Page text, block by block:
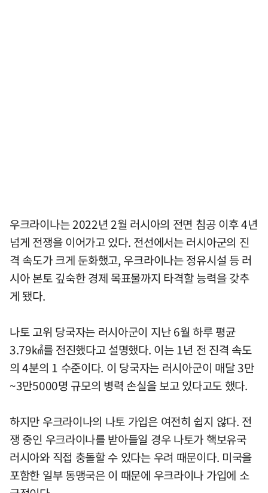
우크라이나는 2022년 2월 러시아의 전면 침공 이후 4년
넘게 전쟁을 이어가고 있다. 전선에서는 러시아군의 진
격 속도가 크게 둔화했고, 우크라이나는 정유시설 등 러
시아 본토 깊숙한 경제 목표물까지 타격할 능력을 갖추
게 됐다.
나토 고위 당국자는 러시아군이 지난 6월 하루 평균
3.79㎢를 전진했다고 설명했다. 이는 1년 전 진격 속도
의 4분의 1 수준이다. 이 당국자는 러시아군이 매달 3만
~3만5000명 규모의 병력 손실을 보고 있다고도 했다.
하지만 우크라이나의 나토 가입은 여전히 쉽지 않다. 전
쟁 중인 우크라이나를 받아들일 경우 나토가 핵보유국
러시아와 직접 충돌할 수 있다는 우려 때문이다. 미국을
포함한 일부 동맹국은 이 때문에 우크라이나 가입에 소